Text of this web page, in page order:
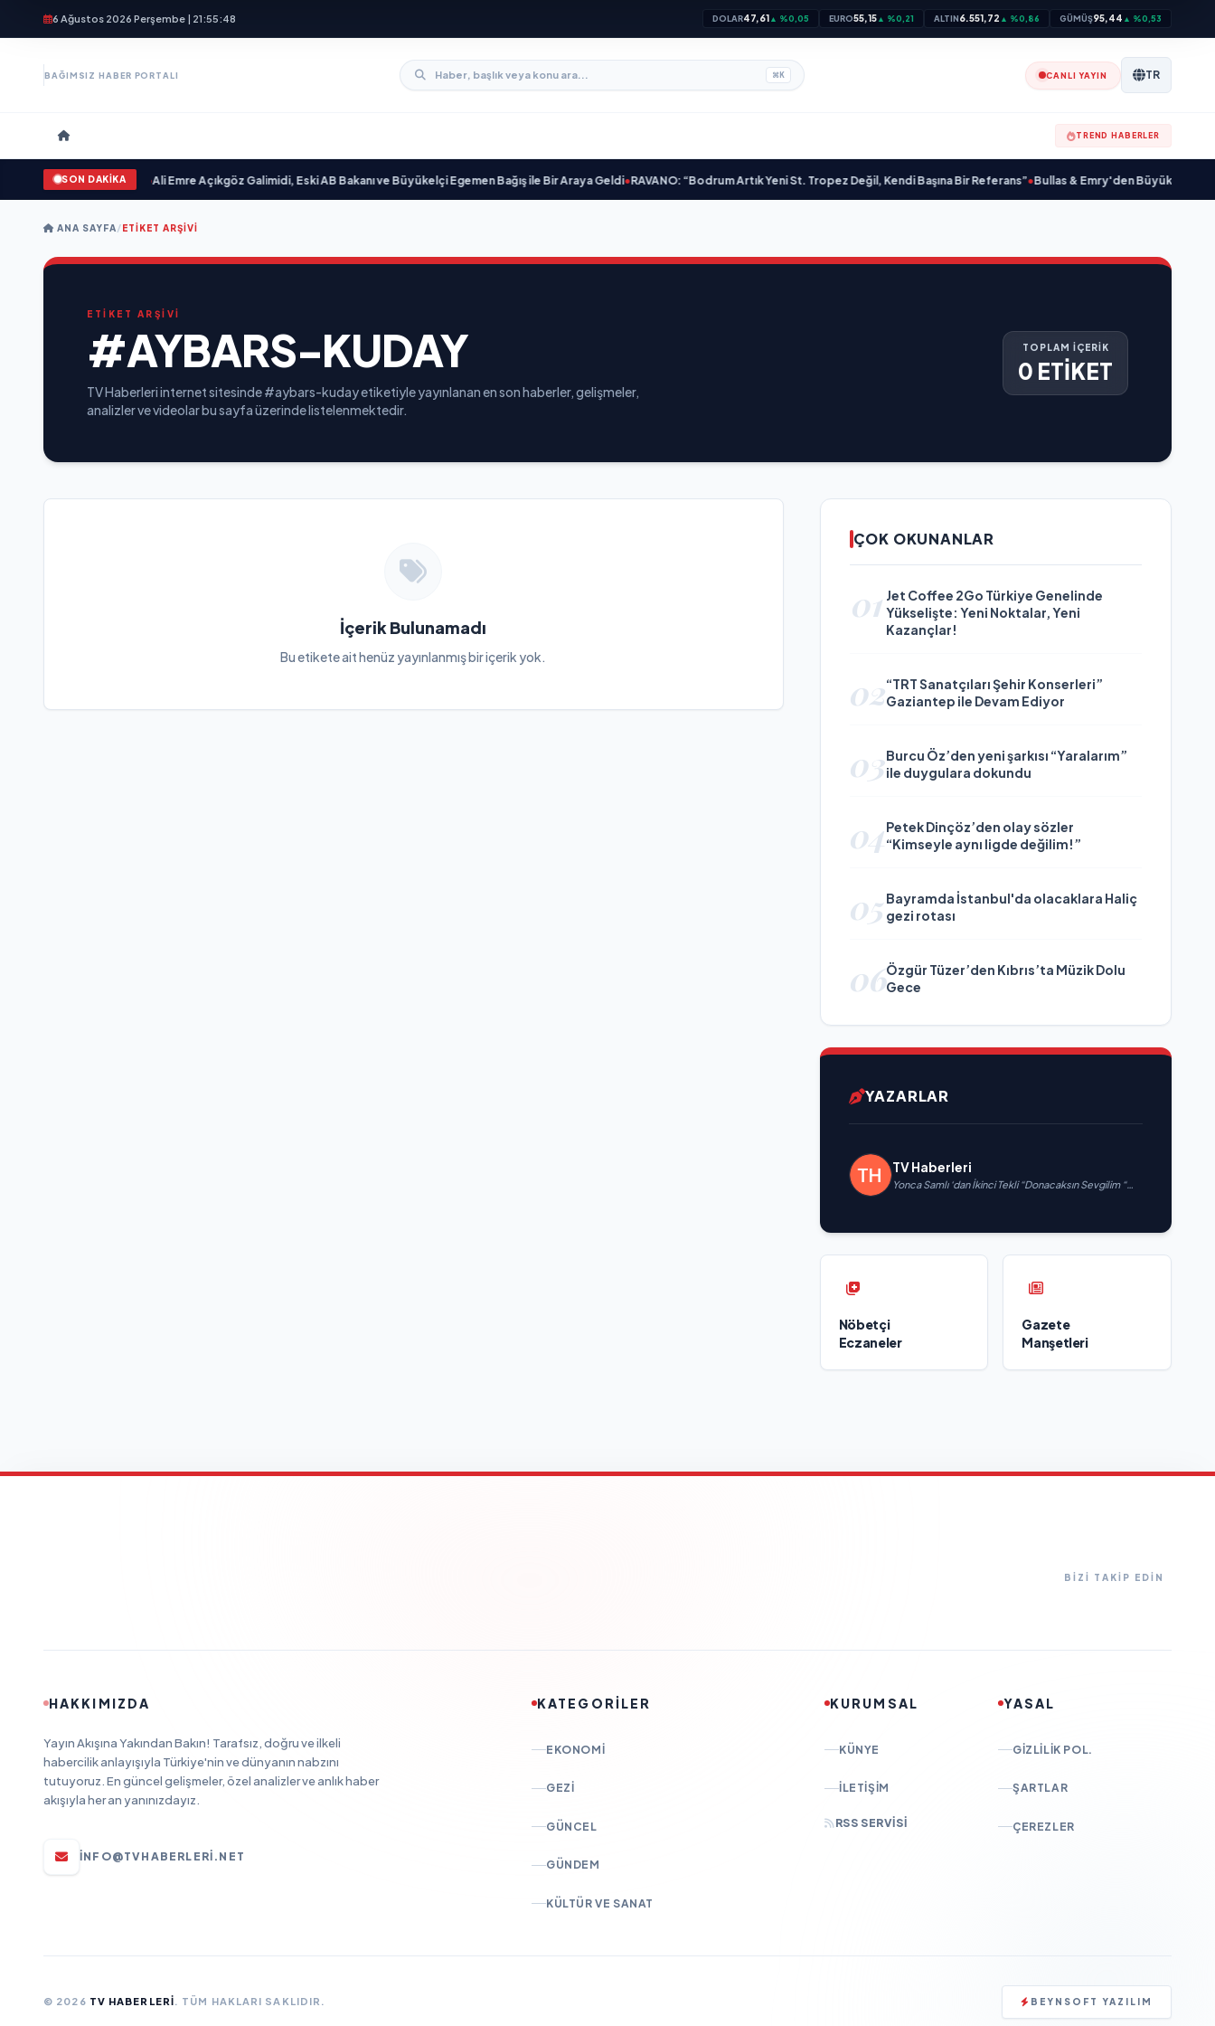
6 Ağustos 2026 Perşembe | 21:55:48 DOLAR47,61▲ %0,05 EURO55,15▲ %0,21 ALTIN6.551,72 ▲ %0,86 GÜMÜŞ95,44 ▲ %0,53
BAĞIMSIZ HABER PORTALI ⌘K CANLI YAYIN TR
TREND HABERLER
SON DAKİKA
Sevgilim “ yayımlandı• Ali Emre Açıkgöz Galimidi, Eski AB Bakanı ve Büyükelçi Egemen Bağış ile Bir Araya Geldi•RAVANO: “Bodrum Artık Yeni St. Tropez Değil, Kendi Başına Bir Referans”•Bullas & Emry'den Büyük Sürpriz!
ANA SAYFA/ETIKET ARŞIVI
ETİKET ARŞİVİ
#AYBARS-KUDAY
TV Haberleri internet sitesinde #aybars-kuday etiketiyle yayınlanan en son haberler, gelişmeler,
analizler ve videolar bu sayfa üzerinde listelenmektedir.
TOPLAM İÇERİK
0 ETİKET
İçerik Bulunamadı
Bu etikete ait henüz yayınlanmış bir içerik yok.
ÇOK OKUNANLAR
01 Jet Coffee 2Go Türkiye Genelinde
Yükselişte: Yeni Noktalar, Yeni
Kazançlar!
02“TRT Sanatçıları Şehir Konserleri”
Gaziantep ile Devam Ediyor
03Burcu Öz’den yeni şarkısı “Yaralarım”
ile duygulara dokundu
04Petek Dinçöz’den olay sözler
“Kimseyle aynı ligde değilim!”
05 Bayramda İstanbul'da olacaklara Haliç
gezi rotası
06Özgür Tüzer’den Kıbrıs’ta Müzik Dolu
Gece
YAZARLAR
TV Haberleri
Yonca Samlı ‘dan İkinci Tekli “Donacaksın Sevgilim “
Nöbetçi
Eczaneler
Gazete
Manşetleri
BİZİ TAKİP EDİN
HAKKIMIZDA
Yayın Akışına Yakından Bakın! Tarafsız, doğru ve ilkeli
habercilik anlayışıyla Türkiye'nin ve dünyanın nabzını
tutuyoruz. En güncel gelişmeler, özel analizler ve anlık haber
akışıyla her an yanınızdayız.
INFO@TVHABERLERI.NET
KATEGORİLER
EKONOMI
GEZI
GÜNCEL
GÜNDEM
KÜLTÜR VE SANAT
KURUMSAL
KÜNYE
İLETIŞIM
RSS SERVISI
YASAL
GIZLILIK POL.
ŞARTLAR
ÇEREZLER
© 2026 TV HABERLERI. TÜM HAKLARI SAKLIDIR. BEYNSOFT YAZILIM